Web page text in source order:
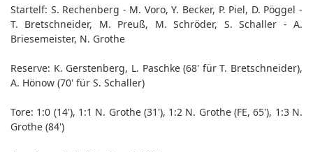
Startelf: S. Rechenberg - M. Voro, Y. Becker, P. Piel, D. Pöggel -
T. Bretschneider, M. Preuß, M. Schröder, S. Schaller - A.
Briesemeister, N. Grothe
Reserve: K. Gerstenberg, L. Paschke (68' für T. Bretschneider),
A. Hönow (70' für S. Schaller)
Tore: 1:0 (14'), 1:1 N. Grothe (31'), 1:2 N. Grothe (FE, 65'), 1:3 N.
Grothe (84')